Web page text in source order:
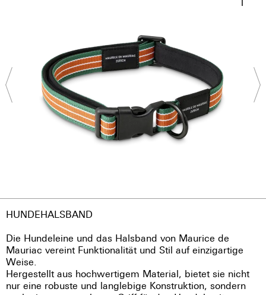
HUNDEHALSBAND
Die Hundeleine und das Halsband von Maurice de
Mauriac vereint Funktionalität und Stil auf einzigartige
Weise.
Hergestellt aus hochwertigem Material, bietet sie nicht
nur eine robuste und langlebige Konstruktion, sondern